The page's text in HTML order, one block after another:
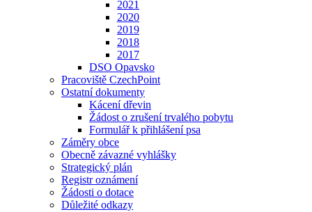
2021
2020
2019
2018
2017
DSO Opavsko
Pracoviště CzechPoint
Ostatní dokumenty
Kácení dřevin
Žádost o zrušení trvalého pobytu
Formulář k přihlášení psa
Záměry obce
Obecně závazné vyhlášky
Strategický plán
Registr oznámení
Žádosti o dotace
Důležité odkazy